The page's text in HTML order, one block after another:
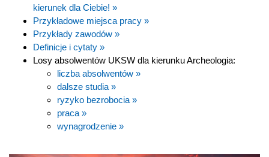
kierunek dla Ciebie! »
Przykładowe miejsca pracy »
Przykłady zawodów »
Definicje i cytaty »
Losy absolwentów UKSW dla kierunku Archeologia:
liczba absolwentów »
dalsze studia »
ryzyko bezrobocia »
praca »
wynagrodzenie »